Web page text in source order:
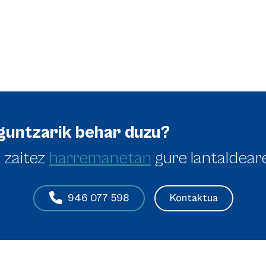
behar duzu?
harremanetan gure
946 077 598 Kontaktua